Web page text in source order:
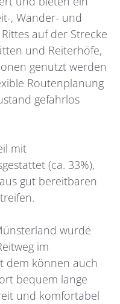
, Wander- und
auf der Strecke
und Reiterhöfe,
genutzt werden
Routenplanung
gefahrlos
mit
(ca. 33%),
gut bereitbaren
wurde
im
dem können auch
bequem lange
und komfortabel